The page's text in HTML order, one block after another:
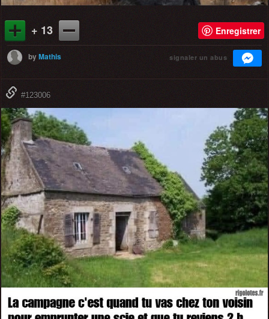
+ 13 Enregistrer
byMathis signaler un abus
#123006